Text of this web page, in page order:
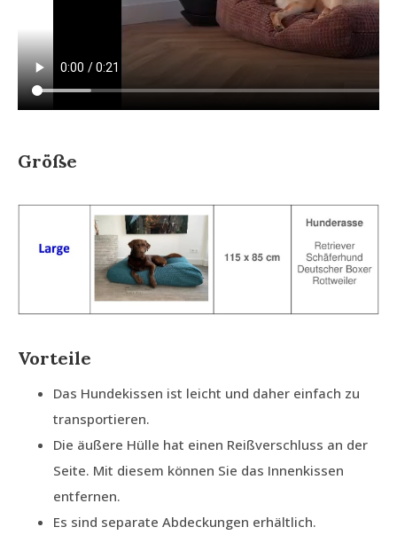
Größe
Vorteile
Das Hundekissen ist leicht und daher einfach zu
transportieren.
Die äußere Hülle hat einen Reißverschluss an der
Seite. Mit diesem können Sie das Innenkissen
entfernen.
Es sind separate Abdeckungen erhältlich.